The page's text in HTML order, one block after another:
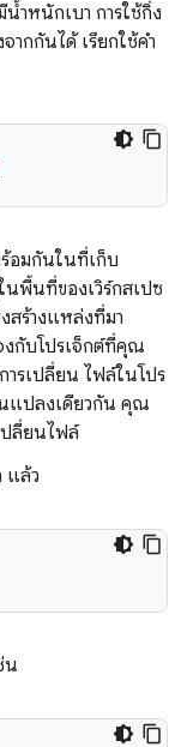
ำหนักเบา การใช้กิ่ง
กกันได้ เรียกใช้คำ
อมกันในที่เก็บ
พื้นที่ของเวิร์กสเปซ
สร้างแหล่งที่มา
งกับโปรเจ็กต์ที่คุณ
รเปลี่ยน ไฟล์ในโปร
แปลงเดียวกัน คุณ
ปลี่ยนไฟล์
แล้ว
น